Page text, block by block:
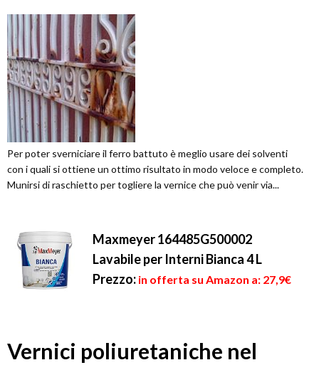
Per poter sverniciare il ferro battuto è meglio usare dei solventi
con i quali si ottiene un ottimo risultato in modo veloce e completo.
Munirsi di raschietto per togliere la vernice che può venir via...
Maxmeyer 164485G500002
Lavabile per Interni Bianca 4 L
Prezzo: in offerta su Amazon a: 27,9€
Vernici poliuretaniche nel